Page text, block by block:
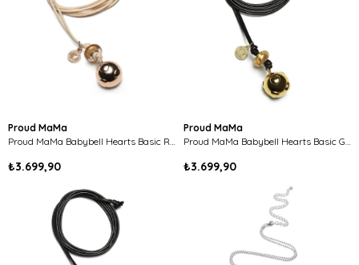
Proud MaMa
Proud MaMa Babybell Hearts Basic Rose Gold Rengi
₺3.699,90
Proud MaMa
Proud MaMa Babybell Hearts Basic Gold Rengi
₺3.699,90